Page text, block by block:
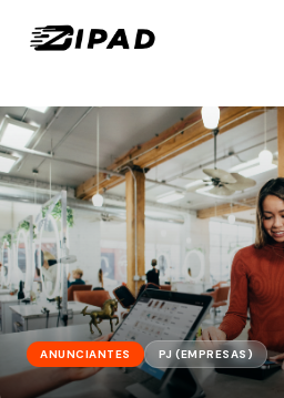
ANUNCIANTES PJ (EMPRESAS)